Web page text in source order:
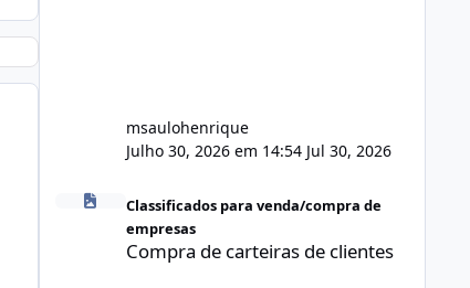
msaulohenrique
Julho 30, 2026 em 14:54 Jul 30, 2026
Compra de carteiras de clientes
Classificados para venda/compra de
empresas
Compra de carteiras de clientes